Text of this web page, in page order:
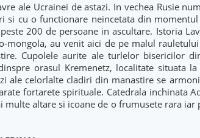
ale Ucrainei de astazi. In vechea Rusie
si cu o functionare neincetata din
200 de persoane in ascultare. Istoria
mongola, au venit aici de pe malul
Cupolele aurite ale turlelor bisericilor
orasul Kremenetz, localitate situata
ale celorlalte cladiri din manastire se
fortarete spirituale. Catedrala
multe altare si icoane de o frumusete rara